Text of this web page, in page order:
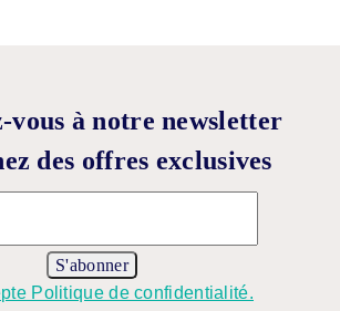
vous à notre newsletter
des offres exclusives
Politique de confidentialité.